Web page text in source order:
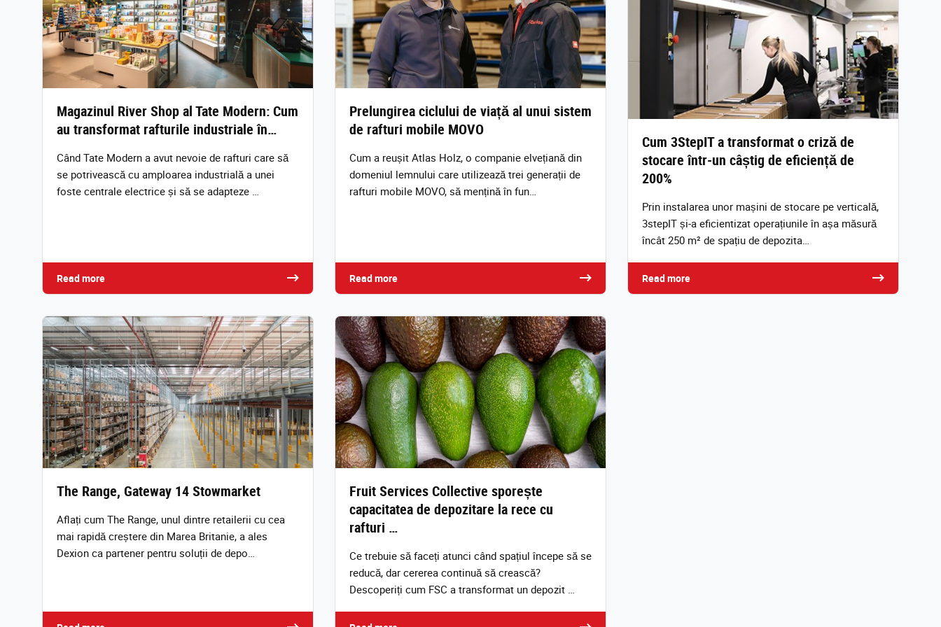
Magazinul River Shop al Tate Modern: Cum
au transformat rafturile industriale în…
Când Tate Modern a avut nevoie de rafturi care să
se potrivească cu amploarea industrială a unei
foste centrale electrice și să se adapteze …
Read more
Prelungirea ciclului de viață al unui sistem
de rafturi mobile MOVO
Cum a reușit Atlas Holz, o companie elvețiană din
domeniul lemnului care utilizează trei generații de
rafturi mobile MOVO, să mențină în fun…
Read more
Cum 3StepIT a transformat o criză de
stocare într-un câștig de eficiență de
200%
Prin instalarea unor mașini de stocare pe verticală,
3stepIT și-a eficientizat operațiunile în așa măsură
încât 250 m² de spațiu de depozita…
Read more
The Range, Gateway 14 Stowmarket
Aflați cum The Range, unul dintre retailerii cu cea
mai rapidă creștere din Marea Britanie, a ales
Dexion ca partener pentru soluții de depo…
Fruit Services Collective sporește
capacitatea de depozitare la rece cu
rafturi …
Ce trebuie să faceți atunci când spațiul începe să se
reducă, dar cererea continuă să crească?
Descoperiți cum FSC a transformat un depozit …